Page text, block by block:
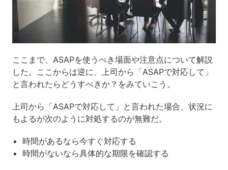
ここまで、ASAPを使うべき場面や注意点について解説
した。ここからは逆に、上司から「ASAPで対応して」
と言われたらどうすべきか？をみていこう。
上司から「ASAPで対応して」と言われた場合、状況に
もよるが次のように対処するのが無難だ。
時間があるなら今すぐ対応する
時間がないなら具体的な期限を確認する